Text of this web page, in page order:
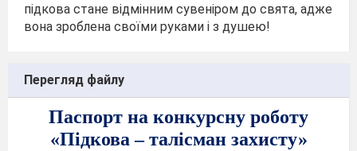
підкова стане відмінним сувеніром до свята, адже
вона зроблена своїми руками і з душею!
Перегляд файлу
Паспорт на конкурсну роботу
«Підкова – талісман захисту»